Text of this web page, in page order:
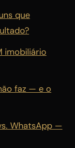
que
imobiliário
faz — e o
WhatsApp —